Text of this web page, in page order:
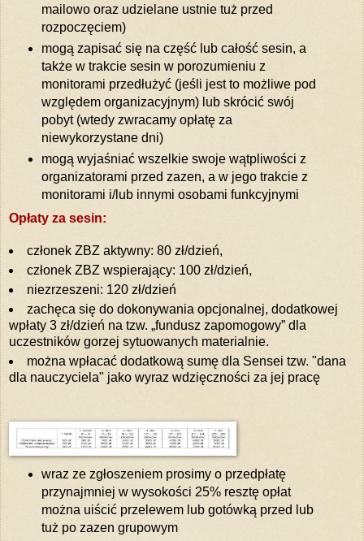
mailowo oraz udzielane ustnie tuż przed
rozpoczęciem)
mogą zapisać się na część lub całość sesin, a
także w trakcie sesin w porozumieniu z
monitorami przedłużyć (jeśli jest to możliwe pod
względem organizacyjnym) lub skrócić swój
pobyt (wtedy zwracamy opłatę za
niewykorzystane dni)
mogą wyjaśniać wszelkie swoje wątpliwości z
organizatorami przed zazen, a w jego trakcie z
monitorami i/lub innymi osobami funkcyjnymi
Opłaty za sesin:
członek ZBZ aktywny: 80 zł/dzień,
członek ZBZ wspierający: 100 zł/dzień,
niezrzeszeni: 120 zł/dzień
zachęca się do dokonywania opcjonalnej, dodatkowej
wpłaty 3 zł/dzień na tzw. „fundusz zapomogowy” dla
uczestników gorzej sytuowanych materialnie.
można wpłacać dodatkową sumę dla Sensei tzw. "dana
dla nauczyciela" jako wyraz wdzięczności za jej pracę
wraz ze zgłoszeniem prosimy o przedpłatę
przynajmniej w wysokości 25% resztę opłat
można uiścić przelewem lub gotówką przed lub
tuż po zazen grupowym